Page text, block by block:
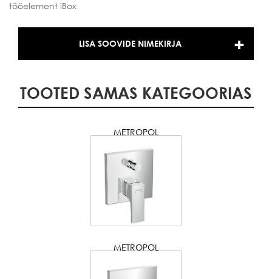
tööelement iBox
LISA SOOVIDE NIMEKIRJA
TOOTED SAMAS KATEGOORIAS
METROPOL
METROPOL